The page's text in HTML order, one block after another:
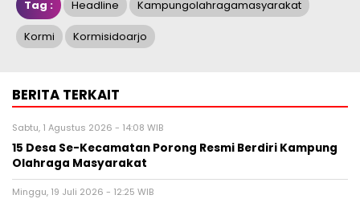
Tag : Headline Kampungolahragamasyarakat
Kormi Kormisidoarjo
BERITA TERKAIT
Sabtu, 1 Agustus 2026 - 14:08 WIB
15 Desa Se-Kecamatan Porong Resmi Berdiri Kampung
Olahraga Masyarakat
Minggu, 19 Juli 2026 - 12:25 WIB